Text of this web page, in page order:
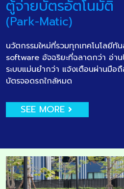
ตู้จ่ายบัตรอัตโนมัติ
(Park-Matic)
นวัตกรรมใหม่ที่รวมทุกเทคโนโลยีทั
software อัจฉริยะที่ฉลาดกว่า อ่า
ระบบแม่นยำกว่า แจ้งเตือนผ่านมือ
บัตรจอดรถใกล้หมด
SEE MORE